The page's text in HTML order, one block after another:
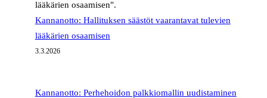
Kannanotto: Hallituksen säästöt vaarantavat tulevien
lääkärien osaamisen
3.3.2026
Kannanotto: Perhehoidon palkkiomallin uudistaminen